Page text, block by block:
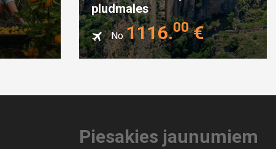
pludmales
No 1116.00€
Piesakies jaunumiem